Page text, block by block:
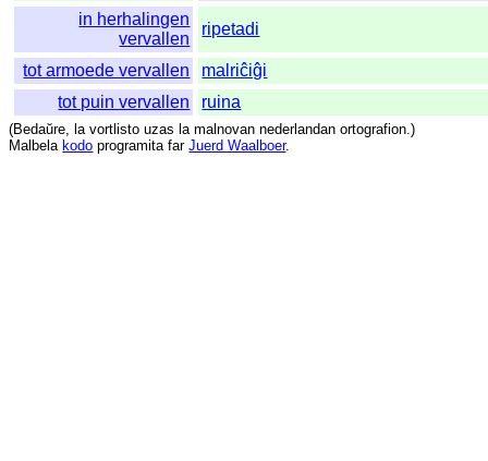
in herhalingen
vervallen
ripetadi
tot armoede vervallen
malriĉiĝi
tot puin vervallen
ruina
(Bedaŭre, la vortlisto uzas la malnovan nederlandan ortografion.)
Malbela kodo programita far Juerd Waalboer.